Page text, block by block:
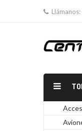
Llámanos: